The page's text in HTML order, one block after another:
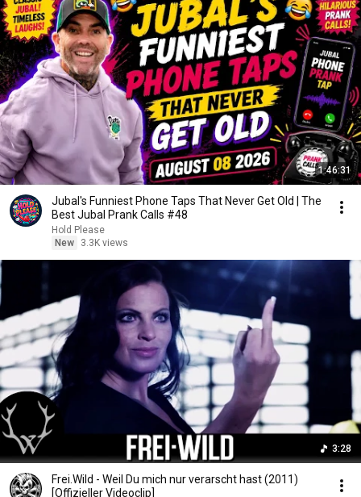
1:46:31
Jubal's Funniest Phone Taps That Never Get Old | The
Best Jubal Prank Calls #48
Hold Please
New
3.3K views
3:28
Frei.Wild - Weil Du mich nur verarscht hast (2011)
[Offizieller Videoclip]